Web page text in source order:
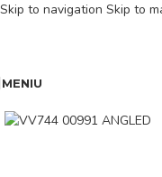
Skip to navigation Skip to
MENIU